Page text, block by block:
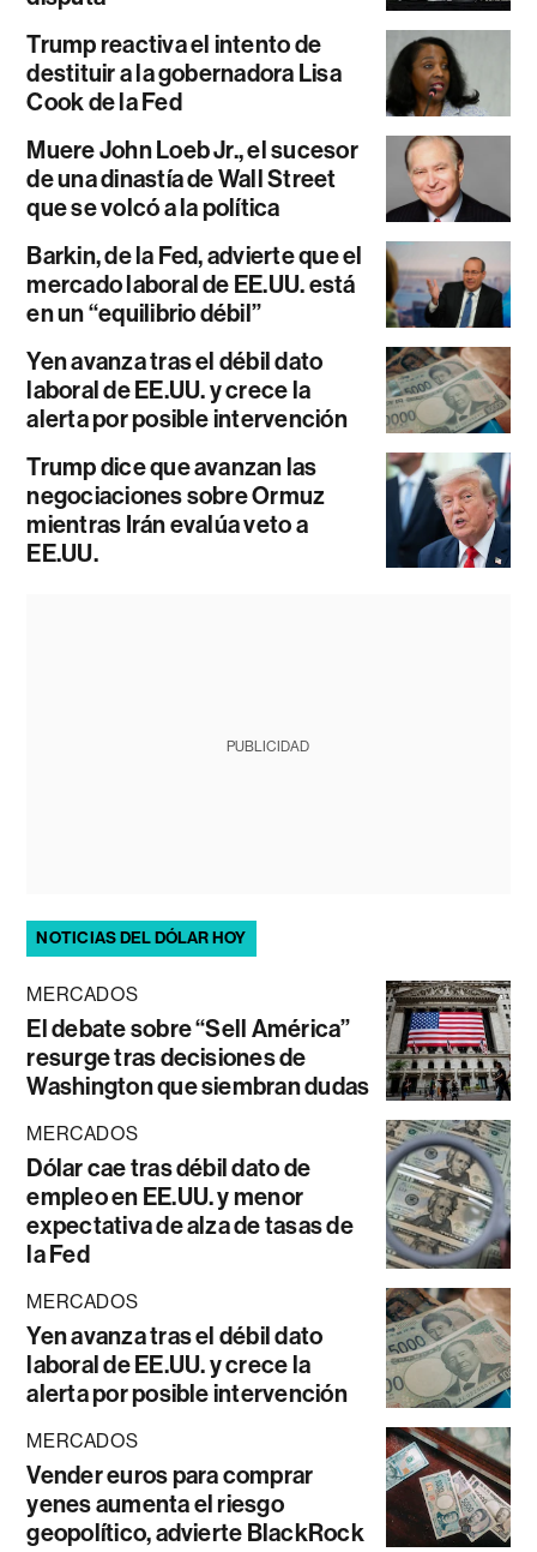
Trump reactiva el intento de
destituir a la gobernadora Lisa
Cook de la Fed
Muere John Loeb Jr., el sucesor
de una dinastía de Wall Street
que se volcó a la política
Barkin, de la Fed, advierte que el
mercado laboral de EE.UU. está
en un “equilibrio débil”
Yen avanza tras el débil dato
laboral de EE.UU. y crece la
alerta por posible intervención
Trump dice que avanzan las
negociaciones sobre Ormuz
mientras Irán evalúa veto a
EE.UU.
PUBLICIDAD
NOTICIAS DEL DÓLAR HOY
MERCADOS
El debate sobre “Sell América”
resurge tras decisiones de
Washington que siembran dudas
MERCADOS
Dólar cae tras débil dato de
empleo en EE.UU. y menor
expectativa de alza de tasas de
la Fed
MERCADOS
Yen avanza tras el débil dato
laboral de EE.UU. y crece la
alerta por posible intervención
MERCADOS
Vender euros para comprar
yenes aumenta el riesgo
geopolítico, advierte BlackRock